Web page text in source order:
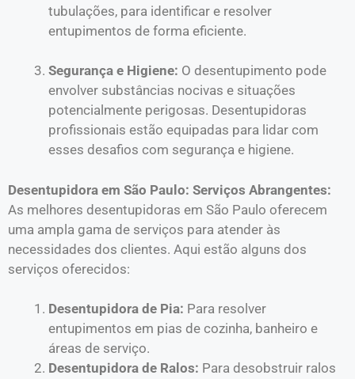
tubulações, para identificar e resolver
entupimentos de forma eficiente.
Segurança e Higiene: O desentupimento pode
envolver substâncias nocivas e situações
potencialmente perigosas. Desentupidoras
profissionais estão equipadas para lidar com
esses desafios com segurança e higiene.
Desentupidora em São Paulo: Serviços Abrangentes:
As melhores desentupidoras em São Paulo oferecem
uma ampla gama de serviços para atender às
necessidades dos clientes. Aqui estão alguns dos
serviços oferecidos:
Desentupidora de Pia: Para resolver
entupimentos em pias de cozinha, banheiro e
áreas de serviço.
Desentupidora de Ralos: Para desobstruir ralos